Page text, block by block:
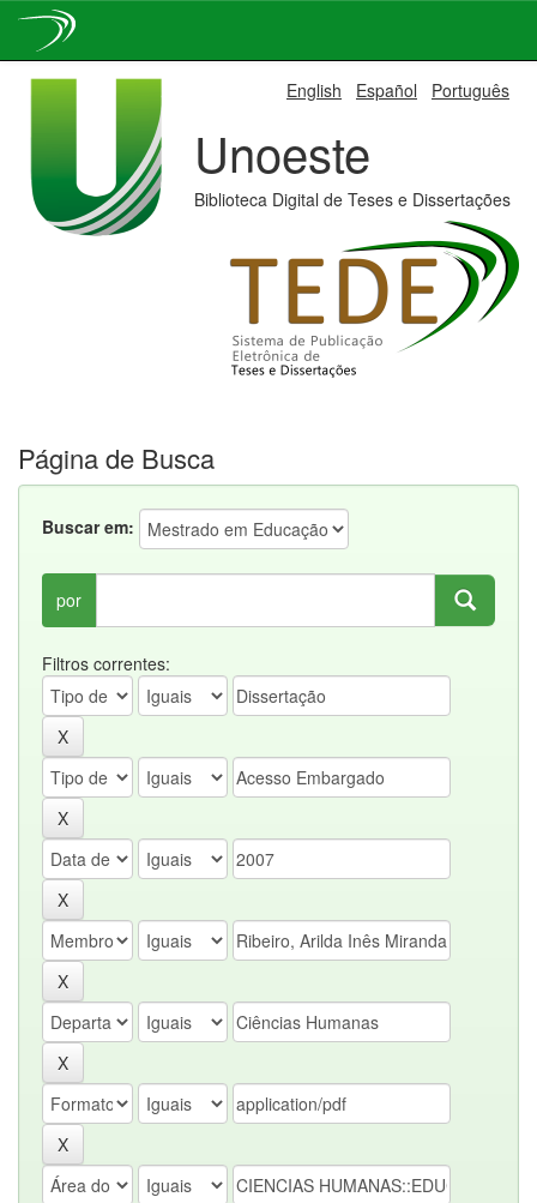
English Español Português
Unoeste
Biblioteca Digital de Teses e Dissertações
Página de Busca
Buscar em:
por
Filtros correntes: